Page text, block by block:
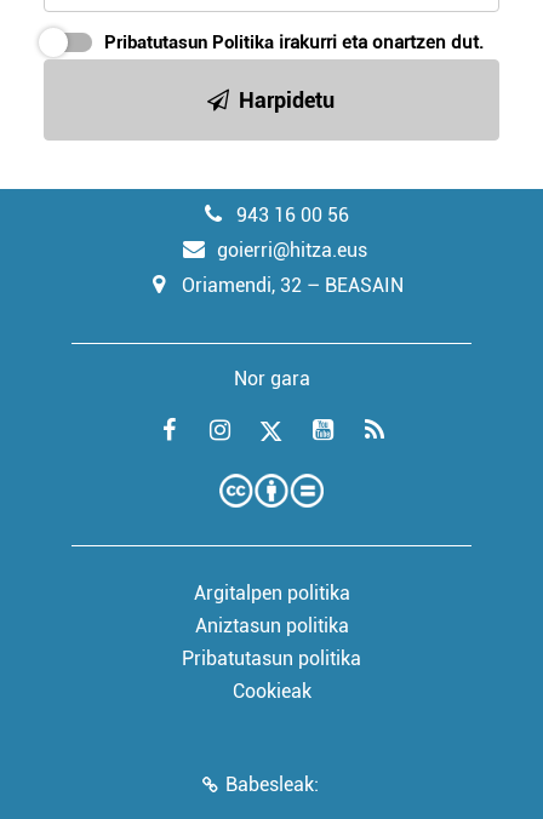
Pribatutasun Politika irakurri eta onartzen dut.
Harpidetu
943 16 00 56
goierri@hitza.eus
Oriamendi, 32 – BEASAIN
Nor gara
Argitalpen politika
Aniztasun politika
Pribatutasun politika
Cookieak
Babesleak: